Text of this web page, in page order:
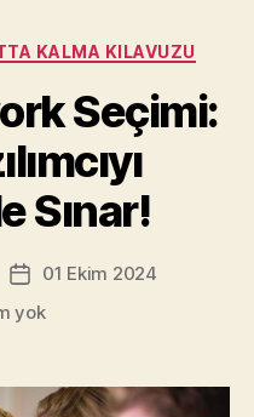
KALMA KILAVUZU
Seçimi:
Sınar!
Yazı
tarihi
01 Ekim 2024
yokPHP
Tanrı